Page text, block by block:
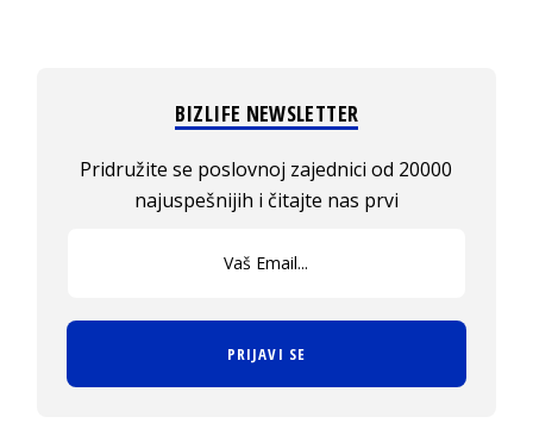
BIZLIFE NEWSLETTER
Pridružite se poslovnoj zajednici od 20000
najuspešnijih i čitajte nas prvi
PRIJAVI SE